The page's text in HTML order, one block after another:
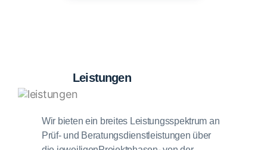
Leistungen
Wir bieten ein breites Leistungsspektrum an
Prüf- und Beratungsdienstleistungen über